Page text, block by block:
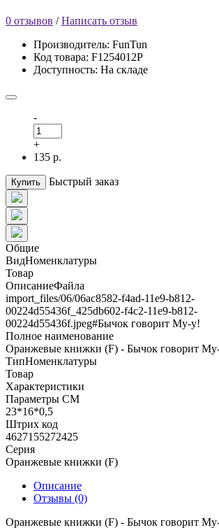
0 отзывов /Написать отзыв
Производитель: FunTun
Код товара: F1254012Р
Доступность: На складе
-
+
135 р.
Купить Быстрый заказ
Общие
ВидНоменклатуры
Товар
ОписаниеФайла
import_files/06/06ac8582-f4ad-11e9-b812-
00224d55436f_425db602-f4c2-11e9-b812-
00224d55436f.jpeg#Бычок говорит Му-у!
Полное наименование
Оранжевые книжки (F) - Бычок говорит
ТипНоменклатуры
Товар
Характеристики
Параметры СМ
23*16*0,5
Штрих код
4627155272425
Серия
Оранжевые книжки (F)
Описание
Отзывы (0)
Оранжевые книжки (F) - Бычок говорит